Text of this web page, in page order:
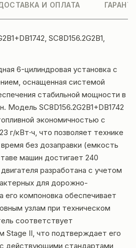
И ОПЛАТА
SC8D156.2G2B1,
6-цилиндровая установка с
оснащенная системой
стабильной мощности в
Модель SC8D156.2G2B1+DB1742
экономичностью с
г/кВт·ч, что позволяет технике
без дозаправки (емкость
машин достигает 240
разработана с учетом
для дорожно-
его компоновка обеспечивает
узлам при техническом
соответствует
Stage II, что подтверждает его
действующими стандартами